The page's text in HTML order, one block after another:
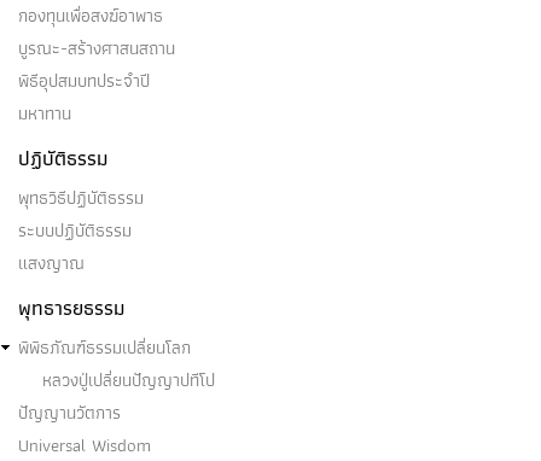
กองทุนเพื่อสงฆ์อาพาธ
บูรณะ-สร้างศาสนสถาน
พิธีอุปสมบทประจำปี
มหาทาน
ปฏิบัติธรรม
พุทธวิธีปฏิบัติธรรม
ระบบปฏิบัติธรรม
แสงญาณ
พุทธารยธรรม
พิพิธภัณฑ์ธรรมเปลี่ยนโลก
หลวงปู่เปลี่ยนปัญญาปทีโป
ปัญญานวัตการ
Universal Wisdom